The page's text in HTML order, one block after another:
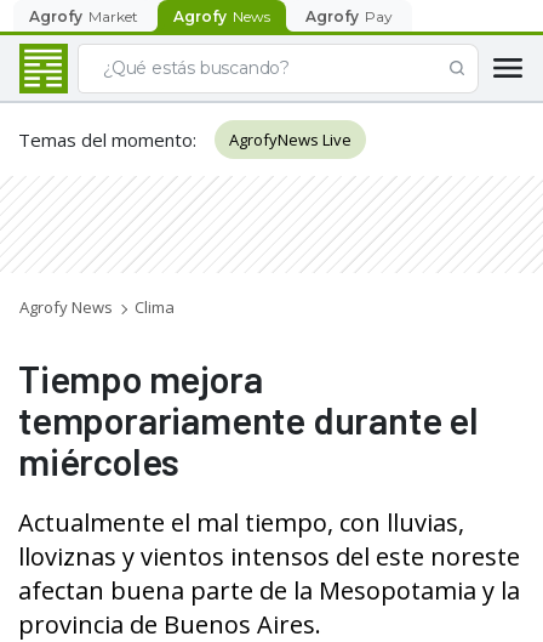
Agrofy Market Agrofy News Agrofy Pay
Temas del momento: AgrofyNews Live
Agrofy News Clima
Tiempo mejora
temporariamente durante el
miércoles
Actualmente el mal tiempo, con lluvias,
lloviznas y vientos intensos del este noreste
afectan buena parte de la Mesopotamia y la
provincia de Buenos Aires.